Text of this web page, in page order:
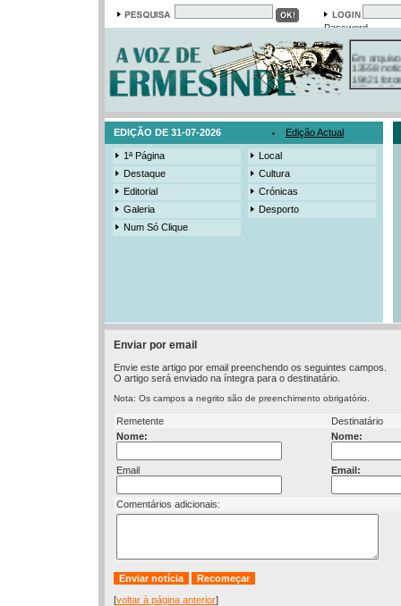
Password
Em arquivo
13558
19421
385
EDIÇÃO DE 31-07-2026 Edição Actual
1ª Página
Destaque
Editorial
Galeria
Num Só Clique
Local
Cultura
Crónicas
Desporto
Enviar por email
Envie este artigo por email preenchendo os seguintes campos.
O artigo será enviado na íntegra para o destinatário.
Nota: Os campos a negrito são de preenchimento obrigatório.
Remetente
Destinatário
Nome:
Nome:
Email Email:
Comentários adicionais:
[voltar à página anterior]